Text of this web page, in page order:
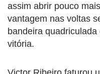
assim abrir pouco
vantagem nas voltas
bandeira
vitória.